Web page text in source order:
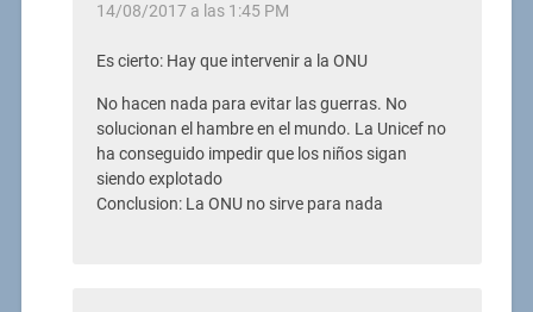
14/08/2017 a las 1:45 PM
Es cierto: Hay que intervenir a la ONU
No hacen nada para evitar las guerras. No
solucionan el hambre en el mundo. La Unicef no
ha conseguido impedir que los niños sigan
siendo explotado
Conclusion: La ONU no sirve para nada